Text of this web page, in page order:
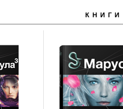
КНИГИ